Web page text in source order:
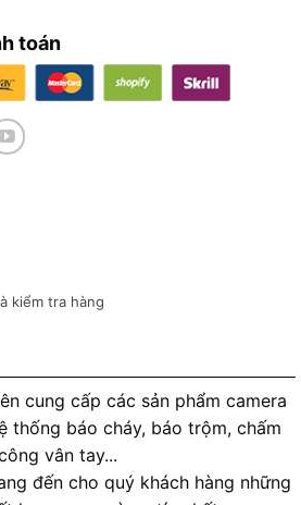
toán
kiểm tra hàng
cung cấp các sản phẩm camera
thống báo cháy, báo trộm, chấm
vân tay...
đến cho quý khách hàng những